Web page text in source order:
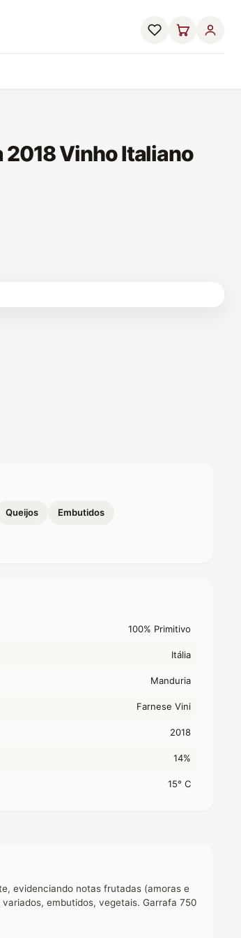
Vinho Italiano
Queijos Embutidos
100% Primitivo
Itália
Manduria
Farnese Vini
2018
14%
15° C
evidenciando notas frutadas (amoras e
embutidos, vegetais. Garrafa 750